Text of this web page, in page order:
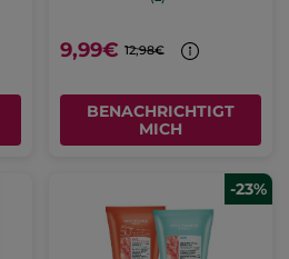
9,99€ 12,98€
BENACHRICHTIGT
MICH
-23%